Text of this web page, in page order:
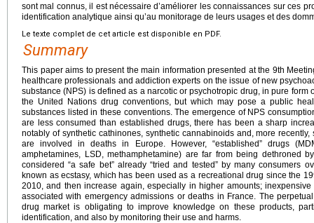
sont mal connus, il est nécessaire d’améliorer les connaissances sur ces
identification analytique ainsi qu’au monitorage de leurs usages et des
Le texte complet de cet article est disponible en PDF.
Summary
This paper aims to present the main information presented at the 9th
healthcare professionals and addiction experts on the issue of new
substance (NPS) is defined as a narcotic or psychotropic drug, in pure form
the United Nations drug conventions, but which may pose a public
substances listed in these conventions. The emergence of NPS
are less consumed than established drugs, there has been a sharp
notably of synthetic cathinones, synthetic cannabinoids and, more
are involved in deaths in Europe. However, “established” drugs
amphetamines, LSD, methamphetamine) are far from being dethroned
considered “a safe bet” already “tried and tested” by many consumers
known as ecstasy, which has been used as a recreational drug since the
2010, and then increase again, especially in higher amounts;
associated with emergency admissions or deaths in France. The
drug market is obligating to improve knowledge on these products,
identification, and also by monitoring their use and harms.